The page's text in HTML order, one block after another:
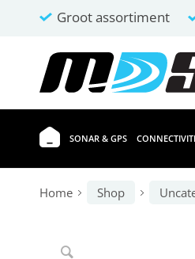
Groot assortiment
SONAR & GPS
Home Shop